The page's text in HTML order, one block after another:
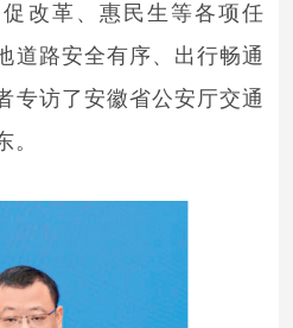
改革、惠民生等各项任
道路安全有序、出行畅通
专访了安徽省公安厅交通
。